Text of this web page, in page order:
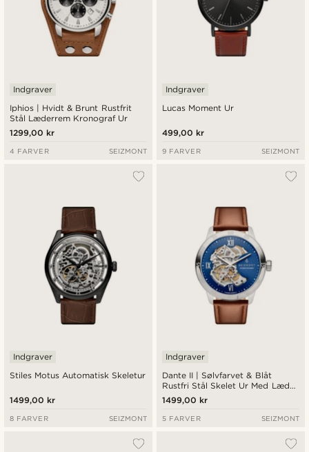
Iphios | Hvidt & Brunt Rustfrit
Stål Læderrem Kronograf Ur
Indgraver
1299,00 kr
4 FARVER SEIZMONT
Lucas Moment Ur
Indgraver
499,00 kr
9 FARVER SEIZMONT
Stiles Motus Automatisk Skeletur
Indgraver
1499,00 kr
8 FARVER SEIZMONT
Dante II | Sølvfarvet & Blåt
Rustfri Stål Skelet Ur Med Læder
Rem
Indgraver
1499,00 kr
5 FARVER SEIZMONT